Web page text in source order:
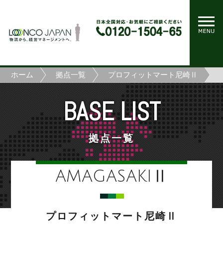
ホーム 拠点一覧 プロフィットマート尼崎Ⅱ
BASE LIST
拠点一覧
AMAGASAKIⅡ
プロフィットマート尼崎Ⅱ